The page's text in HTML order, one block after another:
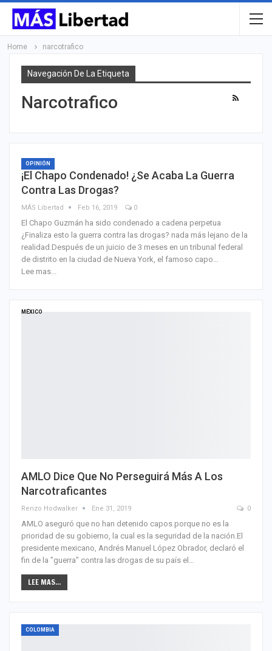
Home narcotrafico
Navegación De La Etiqueta
Narcotrafico
OPINIÓN
¡El Chapo Condenado! ¿Se Acaba La Guerra
Contra Las Drogas?
MÁS Libertad Feb 16, 2019 0
El Chapo Guzmán ha sido condenado a cadena perpetua
¿Finaliza esto la guerra contra las drogas? nada más lejano de la
realidad.Después de un juicio de 3 meses en un tribunal federal
de distrito en la ciudad de Nueva York, el famoso capo…
Lee mas...
MÉXICO
AMLO Dice Que No Perseguirá Más A Los
Narcotraficantes
Renzo Hodwalker Ene 31, 2019 0
AMLO aseguró que no han detenido capos porque no es la
prioridad de su gobierno, la cual es la seguridad de la nación.El
presidente mexicano, Andrés Manuel López Obrador, declaró el
fin de la "guerra" contra las drogas de su país el…
LEE MAS...
COLOMBIA